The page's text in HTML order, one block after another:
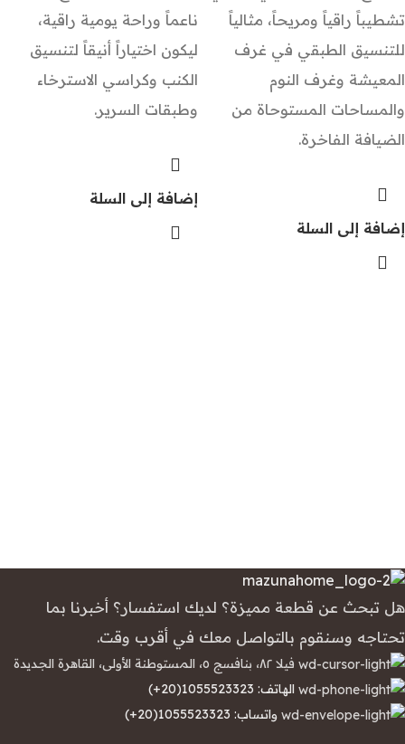
تشطيباً راقياً ومريحاً، مثالياً
للتنسيق الطبقي في غرف
المعيشة وغرف النوم
والمساحات المستوحاة من
الضيافة الفاخرة.
إضافة إلى السلة
ناعماً وراحة يومية راقية،
ليكون اختياراً أنيقاً لتنسيق
الكنب وكراسي الاسترخاء
وطبقات السرير.
إضافة إلى السلة
هل تبحث عن قطعة مميزة؟ لديك استفسار؟ أخبرنا بما
تحتاجه وسنقوم بالتواصل معك في أقرب وقت.
فيلا ٨٢، بنافسج ٥، المستوطنة الأولى، القاهرة الجديدة
الهاتف: 1055523323(20+)
واتساب: 1055523323(20+)